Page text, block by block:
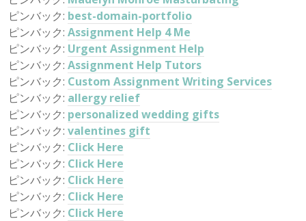
ピンバック: best-domain-portfolio
ピンバック: Assignment Help 4 Me
ピンバック: Urgent Assignment Help
ピンバック: Assignment Help Tutors
ピンバック: Custom Assignment Writing Services
ピンバック: allergy relief
ピンバック: personalized wedding gifts
ピンバック: valentines gift
ピンバック: Click Here
ピンバック: Click Here
ピンバック: Click Here
ピンバック: Click Here
ピンバック: Click Here